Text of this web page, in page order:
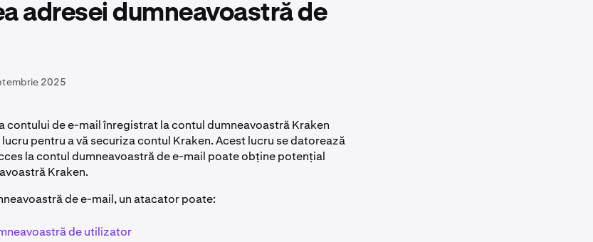
adresei dumneavoastră de
2025
contului de e-mail înregistrat la contul dumneavoastră Kraken
pentru a vă securiza contul Kraken. Acest lucru se datorează
la contul dumneavoastră de e-mail poate obține potențial
Kraken.
de e-mail, un atacator poate:
de utilizator